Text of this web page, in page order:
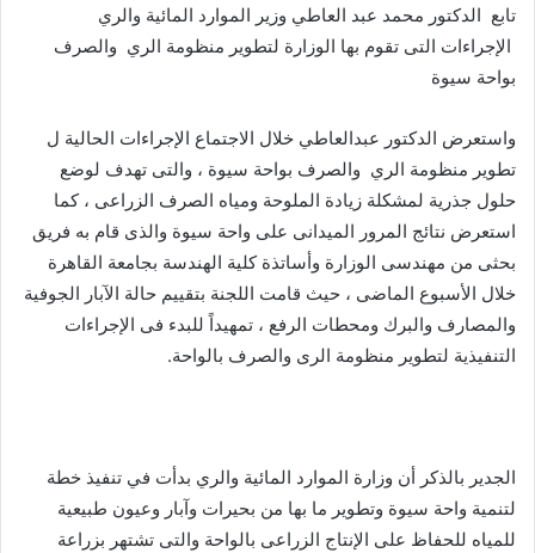
تابع الدكتور محمد عبد العاطي وزير الموارد المائية والري
الإجراءات التى تقوم بها الوزارة لتطوير منظومة الري والصرف
بواحة سيوة
واستعرض الدكتور عبدالعاطي خلال الاجتماع الإجراءات الحالية ل
تطوير منظومة الري والصرف بواحة سيوة ، والتى تهدف لوضع
حلول جذرية لمشكلة زيادة الملوحة ومياه الصرف الزراعى ، كما
استعرض نتائج المرور الميدانى على واحة سيوة والذى قام به فريق
بحثى من مهندسى الوزارة وأساتذة كلية الهندسة بجامعة القاهرة
خلال الأسبوع الماضى ، حيث قامت اللجنة بتقييم حالة الآبار الجوفية
والمصارف والبرك ومحطات الرفع ، تمهيداً للبدء فى الإجراءات
التنفيذية لتطوير منظومة الرى والصرف بالواحة.
الجدير بالذكر أن وزارة الموارد المائية والري بدأت في تنفيذ خطة
لتنمية واحة سيوة وتطوير ما بها من بحيرات وآبار وعيون طبيعية
للمياه للحفاظ على الإنتاج الزراعى بالواحة والتى تشتهر بزراعة